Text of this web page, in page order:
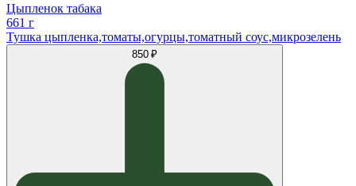
Цыпленок табака
661 г
Тушка цыпленка,томаты,огурцы,томатный соус,микрозелень
850 ₽